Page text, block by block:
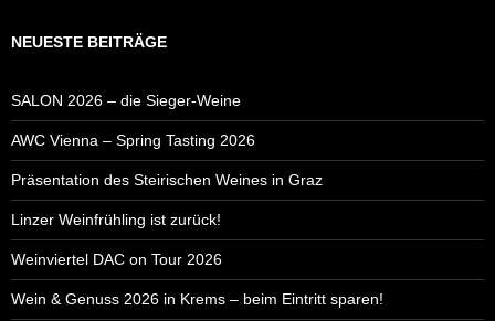
NEUESTE BEITRÄGE
SALON 2026 – die Sieger-Weine
AWC Vienna – Spring Tasting 2026
Präsentation des Steirischen Weines in Graz
Linzer Weinfrühling ist zurück!
Weinviertel DAC on Tour 2026
Wein & Genuss 2026 in Krems – beim Eintritt sparen!